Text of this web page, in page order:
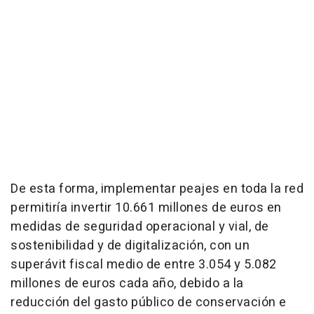
De esta forma, implementar peajes en toda la red
permitiría invertir 10.661 millones de euros en
medidas de seguridad operacional y vial, de
sostenibilidad y de digitalización, con un
superávit fiscal medio de entre 3.054 y 5.082
millones de euros cada año, debido a la
reducción del gasto público de conservación e